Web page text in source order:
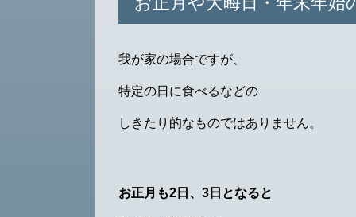
我が家の場合ですが、
特定の日に食べるなどの
しきたり的なものではありません。
お正月も2日、3日となると